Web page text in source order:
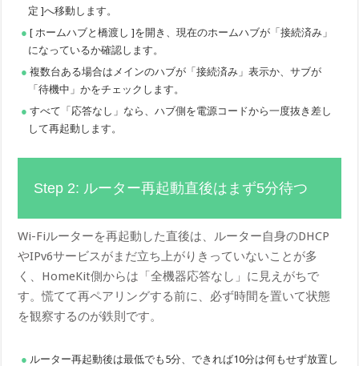
定 ]へ移動します。
[ ホームハブと橋渡し ]を開き、現在のホームハブが「接続済み」
になっているか確認します。
複数台ある場合はメインのハブが「接続済み」表示か、サブが
「待機中」かをチェックします。
すべて「応答なし」なら、ハブ側を電源コードから一度抜き差し
して再起動します。
Step 2: ルーター再起動直後はまず5分待つ
Wi-Fiルーターを再起動した直後は、ルーター自身のDHCP
やIPv6サービスがまだ立ち上がりきっていないことが多
く、HomeKit側からは「全機器応答なし」に見えがちで
す。慌てて再ペアリングする前に、必ず時間を置いて状態
を観察するのが鉄則です。
ルーター再起動後は最低でも5分、できれば10分は何もせず放置し